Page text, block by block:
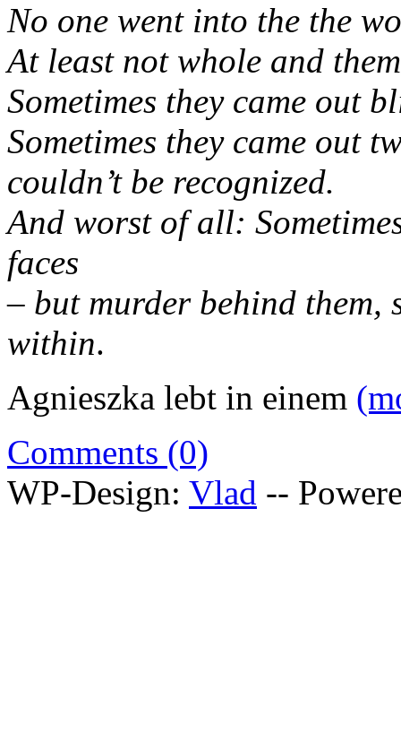
No one went into the the
At least not whole and
Sometimes they came out
Sometimes they came out
couldn’t be recognized.
And worst of all:
faces
– but murder behind them,
within.
Agnieszka lebt in einem
Comments (0)
WP-Design: Vlad --